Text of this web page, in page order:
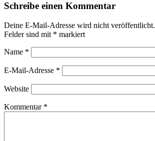
Schreibe einen Kommentar
Deine E-Mail-Adresse wird nicht veröffentlicht.
Felder sind mit * markiert
Name *
E-Mail-Adresse *
Website
Kommentar *